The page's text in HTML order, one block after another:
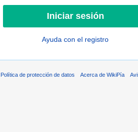
Ayuda con el registro
Política de protección de datos Acerca de WikiPía